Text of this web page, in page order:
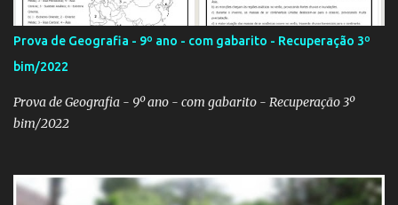
professor! Provavelmente sua escola fará alguma atividade
relacionada ao assunto. Aí, precisa correr para o Google Imagens,
achar a bandeira correta, com a resolução adequada... a maior
função. Eu sei porque já precisei fazer isso. Como deixei os
arquivos armazenados em cas...
Prova de Geografia - 9º ano - com gabarito - Recuperação 3º
bim/2022
Prova de Geografia - 9º ano - com gabarito - Recuperação 3º
bim/2022